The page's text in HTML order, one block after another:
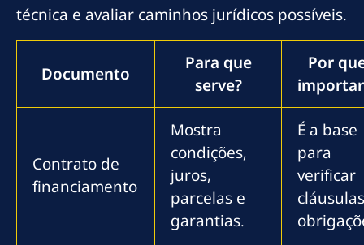
técnica e avaliar caminhos jurídicos possíveis.
Documento
Para que
serve?
Por
Contrato de
financiamento
Mostra
condições,
juros,
parcelas e
garantias.
É a base
para
verificar